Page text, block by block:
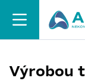
Výrobou